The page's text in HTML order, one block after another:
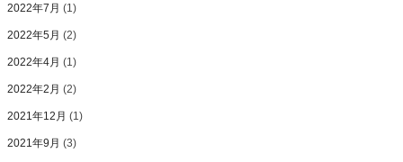
2022年7月 (1)
2022年5月 (2)
2022年4月 (1)
2022年2月 (2)
2021年12月 (1)
2021年9月 (3)